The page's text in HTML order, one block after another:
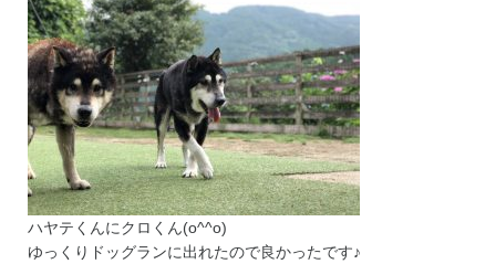
ハヤテくんにクロくん(o^^o)
ゆっくりドッグランに出れたので良かったです♪